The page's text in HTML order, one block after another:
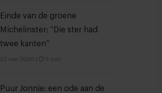
Einde van de groene
Michelinster: “Die ster had
twee kanten”
22 mei 2026 5 min
Puur Jonnie: een ode aan de